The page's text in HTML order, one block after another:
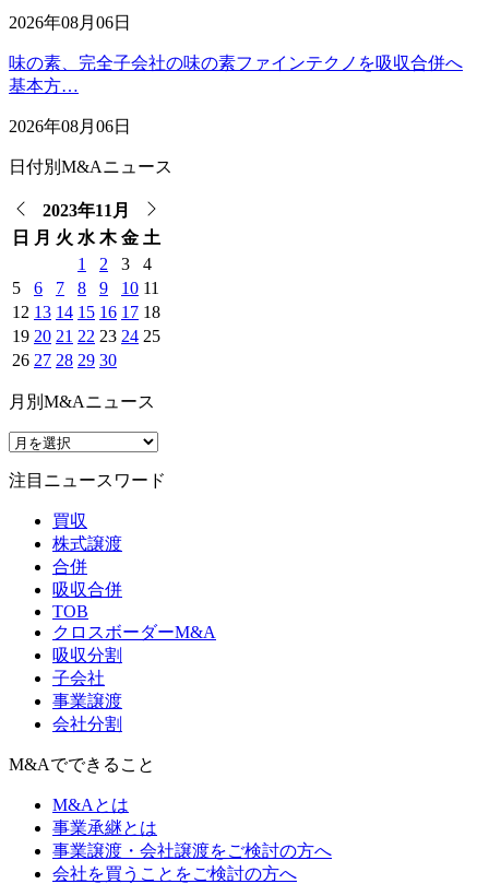
2026年08月06日
味の素、完全子会社の味の素ファインテクノを吸収合併へ
基本方…
2026年08月06日
日付別M&Aニュース
2023年11月
日
月 火 水 木 金 土
1
2 3
4
5
6 7 8 9 10 11
12 13 14 15 16 17 18
19 20 21 22 23 24 25
26 27 28 29 30
月別M&Aニュース
注目ニュースワード
買収
株式譲渡
合併
吸収合併
TOB
クロスボーダーM&A
吸収分割
子会社
事業譲渡
会社分割
M&Aでできること
M&Aとは
事業承継とは
事業譲渡・会社譲渡をご検討の方へ
会社を買うことをご検討の方へ